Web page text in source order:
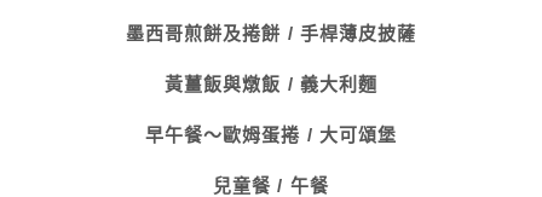
墨西哥煎餅及捲餅 / 手桿薄皮披薩
黃薑飯與燉飯 / 義大利麵
早午餐～歐姆蛋捲 / 大可頌堡
兒童餐 / 午餐